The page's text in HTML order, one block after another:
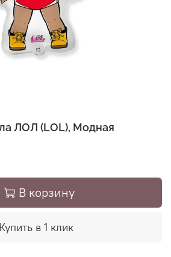
ЛОЛ (LOL), Модная
В корзину
Купить в 1 клик